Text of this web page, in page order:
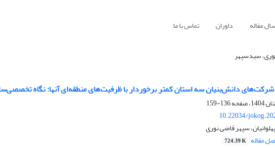
مقاله داوران تماس با ما
سیدسپهر
شرکت‌های دانش‌بنیان سه استان‌ کمتر برخوردار با ظرفیت‌های منطقه‌ای آنها: نگاه
136-159
10.22034/
سپهر قاضی نوری
مقاله 724.39 K